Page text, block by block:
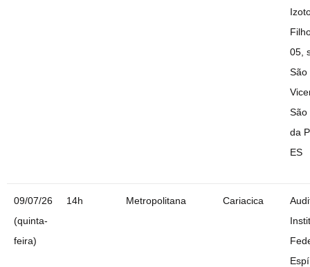
05,
São
São
da
ES
09/07/26
(quinta-
feira)
14h Metropolitana Cariacica